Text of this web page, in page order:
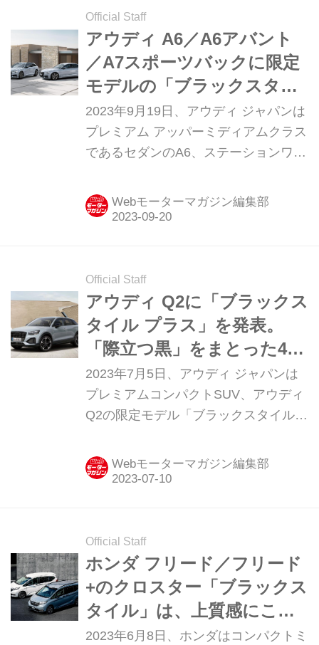
Official Staff
アウディ A6／A6アバント
／A7スポーツバックに限定
モデルの「ブラックスタイ
ル プラス」を設定
2023年9月19日、アウディ ジャパンは
プレミアム アッパーミディアムクラス
であるセダンのA6、ステーションワゴ
ポーツバックに限定モデルの「ブラッ
クスタイル プラス（Black Style
Webモーターマガジン編集部
Official Staff
アウディ Q2に「ブラックス
タイル プラス」を発表。
「際立つ黒」をまとった400
台限定モデルだ
2023年7月5日、アウディ ジャパンは
プレミアムコンパクトSUV、アウディ
Q2の限定モデル「ブラックスタイル
台限定で発売した。
Webモーターマガジン編集部
Official Staff
ホンダ フリード／フリード
+のクロスター「ブラックス
タイル」は、上質感にこだ
わった特別仕様車
2023年6月8日、ホンダはコンパクトミ